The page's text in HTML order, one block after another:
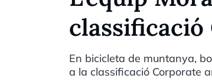
En bicicleta de muntanya,
a la classificació Corporate